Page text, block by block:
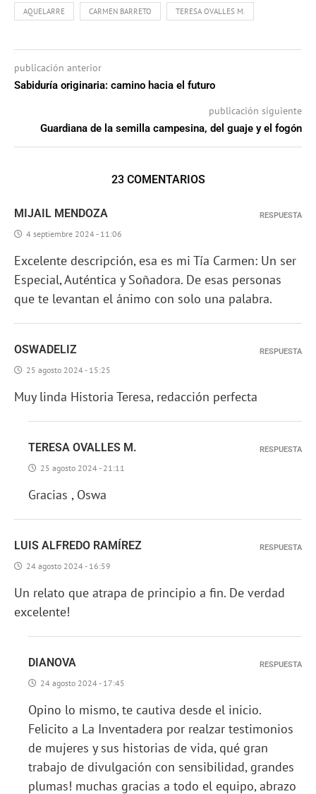
AQUELARRE CARMEN BARRETO TERESA OVALLES M.
publicación anterior
Sabiduría originaria: camino hacia el futuro
publicación siguiente
Guardiana de la semilla campesina, del guaje y el fogón
23 COMENTARIOS
MIJAIL MENDOZA
4 septiembre 2024 - 11:06
Excelente descripción, esa es mi Tía Carmen: Un ser
Especial, Auténtica y Soñadora. De esas personas
que te levantan el ánimo con solo una palabra.
RESPUESTA
OSWADELIZ
25 agosto 2024 - 15:25
Muy linda Historia Teresa, redacción perfecta
RESPUESTA
TERESA OVALLES M.
25 agosto 2024 - 21:11
Gracias , Oswa
RESPUESTA
LUIS ALFREDO RAMÍREZ
24 agosto 2024 - 16:59
Un relato que atrapa de principio a fin. De verdad
excelente!
RESPUESTA
DIANOVA
24 agosto 2024 - 17:45
Opino lo mismo, te cautiva desde el inicio.
Felicito a La Inventadera por realzar testimonios
de mujeres y sus historias de vida, qué gran
trabajo de divulgación con sensibilidad, grandes
plumas! muchas gracias a todo el equipo, abrazo
RESPUESTA